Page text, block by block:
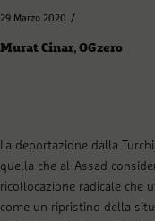
29 Marzo 2020 /
Murat Cinar, OGzero
La deportazione dalla
quella che al-Assad
ricollocazione radicale che
come un ripristino della